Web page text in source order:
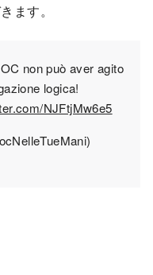
ます。
non può aver agito
logica!
NJFtjMw6e5